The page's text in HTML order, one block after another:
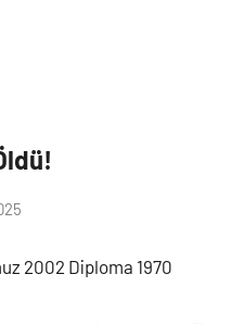
2002 Diploma 1970